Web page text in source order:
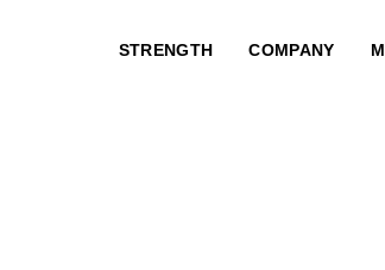
STRENGTH COMPANY